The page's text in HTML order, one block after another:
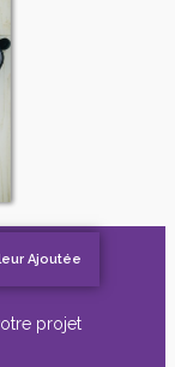
Ajoutée
projet